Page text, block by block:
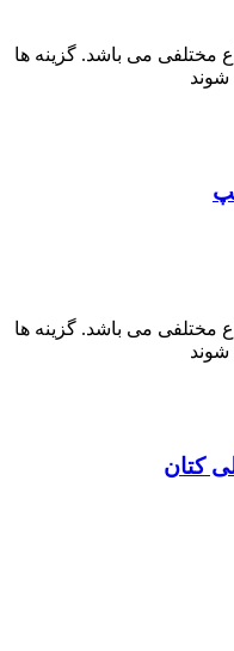
مختلفی می باشد. گزینه ها
مختلفی می باشد. گزینه ها